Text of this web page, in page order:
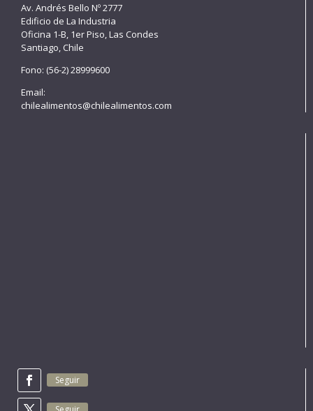
Av. Andrés Bello Nº 2777
Edificio de La Industria
Oficina 1-B, 1er Piso, Las Condes
Santiago, Chile
Fono: (56-2) 28999600
Email:
chilealimentos@chilealimentos.com
Seguir